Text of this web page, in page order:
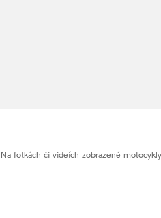
fotkách či videích zobrazené